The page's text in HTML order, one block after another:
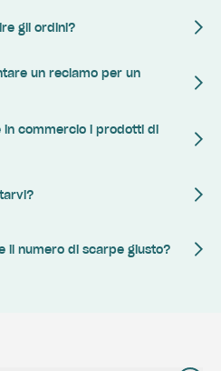
gli ordini?
un reclamo per un
in commercio i prodotti di
il numero di scarpe giusto?